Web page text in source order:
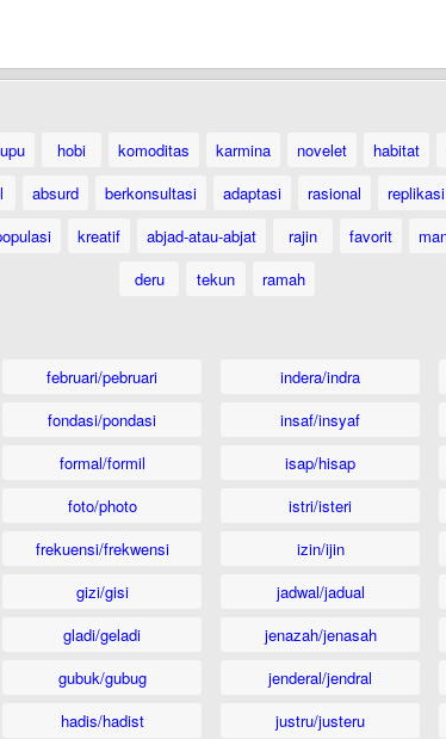
hobi komoditas karmina novelet habitat
absurd berkonsultasi adaptasi rasional replikasi
kreatif abjad-atau-abjat rajin favorit
deru
tekun ramah
februari/pebruari
fondasi/pondasi
formal/formil
foto/photo
frekuensi/frekwensi
gizi/gisi
gladi/geladi
gubuk/gubug
hadis/hadist
indera/indra
insaf/insyaf
isap/hisap
istri/isteri
izin/ijin
jadwal/jadual
jenazah/jenasah
jenderal/jendral
justru/justeru